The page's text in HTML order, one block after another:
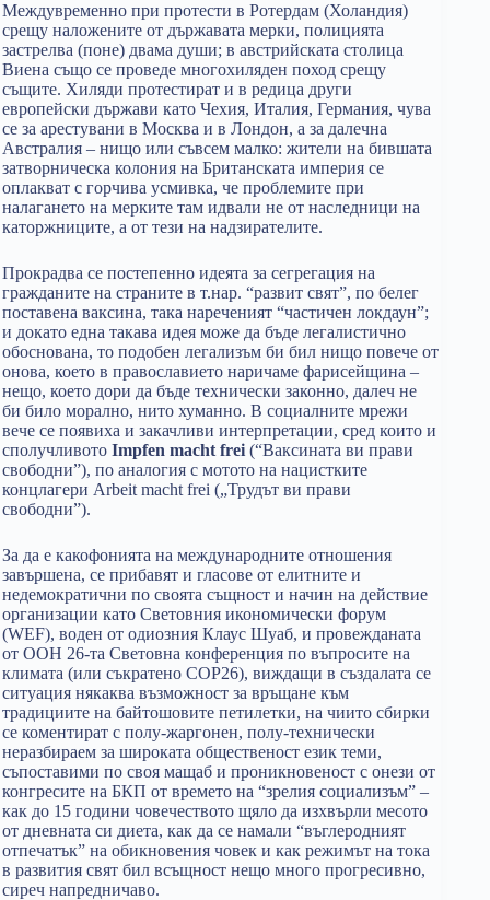
Междувременно при протести в Ротердам (Холандия)
срещу наложените от държавата мерки, полицията
застрелва (поне) двама души; в австрийската столица
Виена също се проведе многохиляден поход срещу
същите. Хиляди протестират и в редица други
европейски държави като Чехия, Италия, Германия, чува
се за арестувани в Москва и в Лондон, а за далечна
Австралия – нищо или съвсем малко: жители на бившата
затворническа колония на Британската империя се
оплакват с горчива усмивка, че проблемите при
налагането на мерките там идвали не от наследници на
каторжниците, а от тези на надзирателите.
Прокрадва се постепенно идеята за сегрегация на
гражданите на страните в т.нар. “развит свят”, по белег
поставена ваксина, така нареченият “частичен локдаун”;
и докато една такава идея може да бъде легалистично
обоснована, то подобен легализъм би бил нищо повече от
онова, което в православието наричаме фарисейщина –
нещо, което дори да бъде технически законно, далеч не
би било моралнo, нито хуманнo. В социалните мрежи
вече се появиха и закачливи интерпретации, сред които и
сполучливото Impfen macht frei (“Ваксината ви прави
свободни”), по аналогия с мотото на нацистките
концлагери Arbeit macht frei („Трудът ви прави
свободни”).
За да е какофонията на международните отношения
завършена, се прибавят и гласове от елитните и
недемократични по своята същност и начин на действие
организации като Световния икономически форум
(WEF), воден от одиозния Клаус Шуаб, и провежданата
от ООН 26-та Световна конференция по въпросите на
климата (или съкратено COP26), виждащи в създалата се
ситуация някаква възможност за връщане към
традициите на байтошовите петилетки, на чиито сбирки
се коментират с полу-жаргонен, полу-технически
неразбираем за широката общественост език теми,
съпоставими по своя мащаб и проникновеност с онези от
конгресите на БКП от времето на “зрелия социализъм” –
как до 15 години човечеството щяло да изхвърли месото
от дневната си диета, как да се намали “въглеродният
отпечатък” на обикновения човек и как режимът на тока
в развития свят бил всъщност нещо много прогресивно,
сиреч напредничаво.